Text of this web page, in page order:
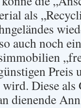
als
auch noch
Preis
Diese
dienende